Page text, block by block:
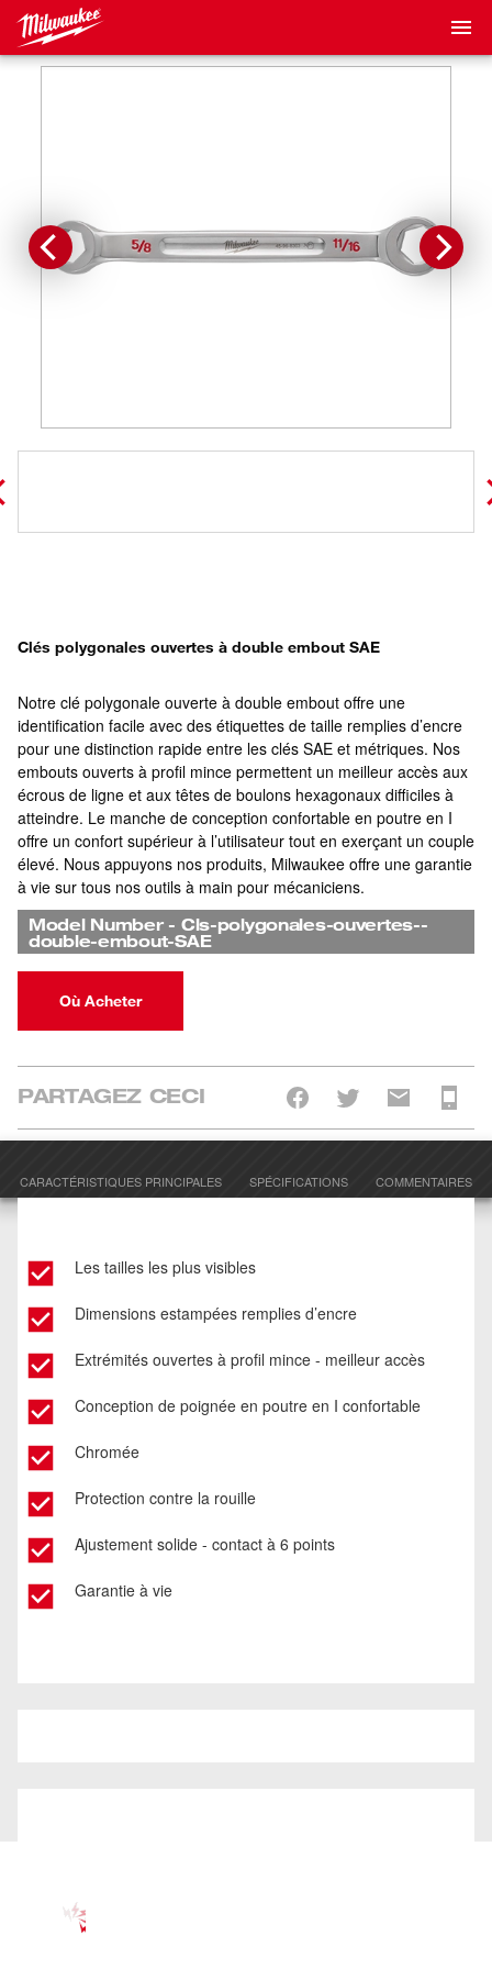
Clés polygonales ouvertes à double embout SAE
Notre clé polygonale ouverte à double embout offre une
identification facile avec des étiquettes de taille remplies d’encre
pour une distinction rapide entre les clés SAE et métriques. Nos
embouts ouverts à profil mince permettent un meilleur accès aux
écrous de ligne et aux têtes de boulons hexagonaux difficiles à
atteindre. Le manche de conception confortable en poutre en I
offre un confort supérieur à l’utilisateur tout en exerçant un couple
élevé. Nous appuyons nos produits, Milwaukee offre une garantie
à vie sur tous nos outils à main pour mécaniciens.
Model Number- Cls-polygonales-ouvertes--
double-embout-SAE
Où Acheter
PARTAGEZ CECI
CARACTÉRISTIQUES PRINCIPALES SPÉCIFICATIONS COMMENTAIRES
Les tailles les plus visibles
Dimensions estampées remplies d’encre
Extrémités ouvertes à profil mince - meilleur accès
Conception de poignée en poutre en I confortable
Chromée
Protection contre la rouille
Ajustement solide - contact à 6 points
Garantie à vie